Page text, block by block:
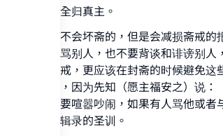
一切赞颂，全归真主。
这种行为是不会坏斋的，但是会减损斋戒
舌，不要辱骂别人，也不要背谈和诽谤别
为了完善斋戒，更应该在封斋的时候避免
怀恨和分裂，因为先知（愿主福安之）说
八道，也不要喧嚣吵闹，如果有人骂他或
穆斯林共同辑录的圣训。
Make an impact on
Your support is